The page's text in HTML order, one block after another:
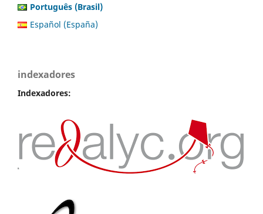
Português (Brasil)
Español (España)
indexadores
Indexadores: